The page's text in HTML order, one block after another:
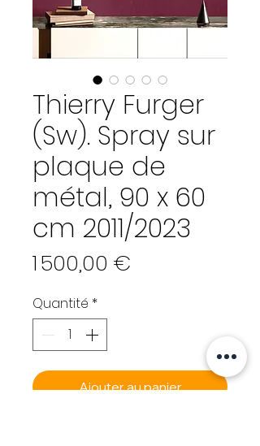
Thierry Furger
(Sw). Spray sur
plaque de
métal, 90 x 60
cm 2011/2023
1 500,00 €
Quantité *
Ajouter au panier